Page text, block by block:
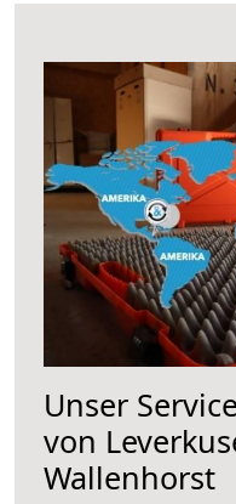
Unser
von
Wallenhorst